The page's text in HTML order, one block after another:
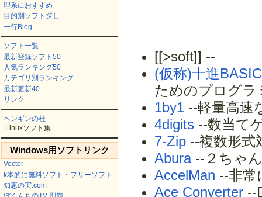
理系におすすめ
目的別ソフト探し
一行Blog
ソフト一覧
最新登録ソフト50
人気ランキング50
カテゴリ別ランキング
最新更新40
リンク
ペンギンの杜
Linuxソフト集
Windows用ソフトリンク
Vector
k本的に無料ソフト・フリーソフト
知恵の実.com
[[>soft]] --
(仮称)十進BASIC
ためのプログラ
1by1 --軽量高速
4digits --数当て
7-Zip --複数形式
Abura--２ちゃ
AccelMan --非常
Ace Converter --